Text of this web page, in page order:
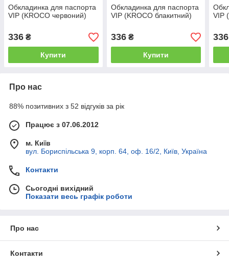
Обкладинка для паспорта
VIP (KROCO червоний)
336 ₴
Купити
Обкладинка для паспорта
VIP (KROCO блакитний)
336₴
Купити
VIP
336
Про нас
88% позитивних з 52 відгуків за рік
Працює з 07.06.2012
м. Київ
вул. Бориспільська 9, корп. 64, оф. 16/2, Київ, Україна
Контакти
Сьогодні вихідний
Показати весь графік роботи
Про нас
Контакти